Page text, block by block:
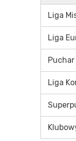
Liga
Liga
Liga